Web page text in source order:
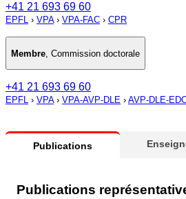
+41 21 693 69 60
EPFL › VPA› VPA-FAC › CPR
Membre Commission doctorale
+41 21 693 69 60
EPFL › VPA› VPA-AVP-DLE › AVP-DLE-
Publications
Publications